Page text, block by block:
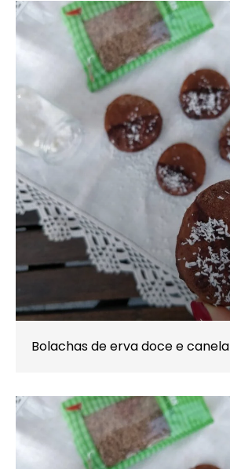
Bolachas de erva doce e canela